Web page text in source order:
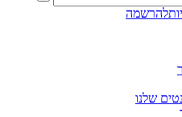
להרשמה
שלנו